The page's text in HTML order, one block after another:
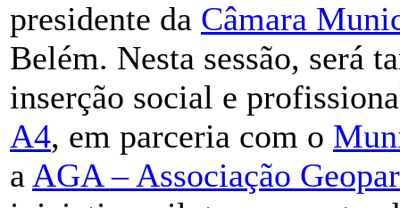
presidente da Câmara
Belém. Nesta sessão, será
inserção social e
A4, em parceria com o
a AGA – Associação